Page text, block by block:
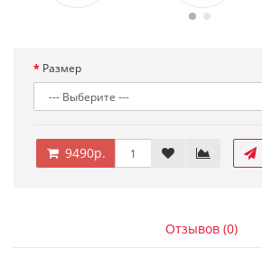
Размер
9490р.
Отзывов (0)